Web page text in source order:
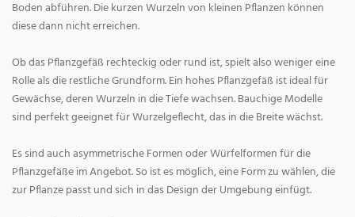
Boden abführen. Die kurzen Wurzeln von kleinen Pflanzen können
diese dann nicht erreichen.
Ob das Pflanzgefäß rechteckig oder rund ist, spielt also weniger eine
Rolle als die restliche Grundform. Ein hohes Pflanzgefäß ist ideal für
Gewächse, deren Wurzeln in die Tiefe wachsen. Bauchige Modelle
sind perfekt geeignet für Wurzelgeflecht, das in die Breite wächst.
Es sind auch asymmetrische Formen oder Würfelformen für die
Pflanzgefäße im Angebot. So ist es möglich, eine Form zu wählen, die
zur Pflanze passt und sich in das Design der Umgebung einfügt.